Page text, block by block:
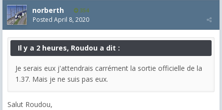
norberth 354
Posted April 8, 2020
Il y a 2 heures, Roudou a dit :
Je serais eux j'attendrais carrément la sortie officielle de la
1.37. Mais je ne suis pas eux.
Salut Roudou,